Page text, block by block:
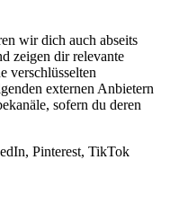
wir dich auch abseits
zeigen dir relevante
verschlüsselten
externen Anbietern
sofern du deren
Pinterest, TikTok